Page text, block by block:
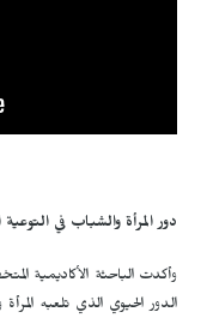
دور المرأة والشباب في التوعية
وأكدت الباحثة الأكاديمية
الدور الحيوي الذي تلعبه